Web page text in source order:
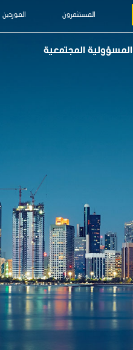
المستثمرون الموردين
المسؤولية المجتمعية